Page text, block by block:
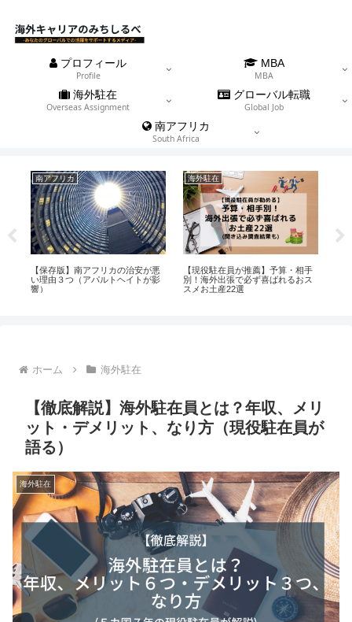
プロフィール
Profile
MBA
MBA
海外駐在
Overseas Assignment
グローバル転職
Global Job
南アフリカ
South Africa
南アフリカ
【保存版】南アフリカの治安が悪
い理由３つ（アパルトヘイトが影
響）
海外駐在
【現役駐在員が推薦】予算・相手
別！海外出張で必ず喜ばれるおス
スメお土産22選
ホーム 海外駐在
【徹底解説】海外駐在員とは？年収、メリ
ット・デメリット、なり方（現役駐在員が
語る）
海外駐在